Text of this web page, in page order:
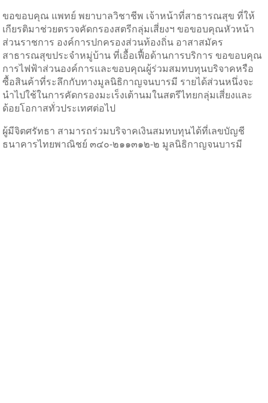
ขอขอบคุณ แพทย์ พยาบาลวิชาชีพ เจ้าหน้าที่สาธารณสุข ที่ให้
เกียรติมาช่วยตรวจคัดกรองสตรีกลุ่มเสี่ยงฯ ขอขอบคุณหัวหน้า
ส่วนราชการ องค์การปกครองส่วนท้องถิ่น อาสาสมัคร
สาธารณสุขประจำหมู่บ้าน ที่เอื้อเฟื้อด้านการบริการ ขอขอบคุณ
การไฟฟ้าส่วนองค์การและขอบคุณผู้ร่วมสมทบทุนบริจาคหรือ
ซื้อสินค้าที่ระลึกกับทางมูลนิธิกาญจนบารมี รายได้ส่วนหนึ่งจะ
นำไปใช้ในการคัดกรองมะเร็งเต้านมในสตรีไทยกลุ่มเสี่ยงและ
ด้อยโอกาสทั่วประเทศต่อไป
ผู้มีจิตศรัทธา สามารถร่วมบริจาคเงินสมทบทุนได้ที่เลขบัญชี
ธนาคารไทยพาณิชย์ ๓๔๐-๒๑๑๓๑๒-๒ มูลนิธิกาญจนบารมี